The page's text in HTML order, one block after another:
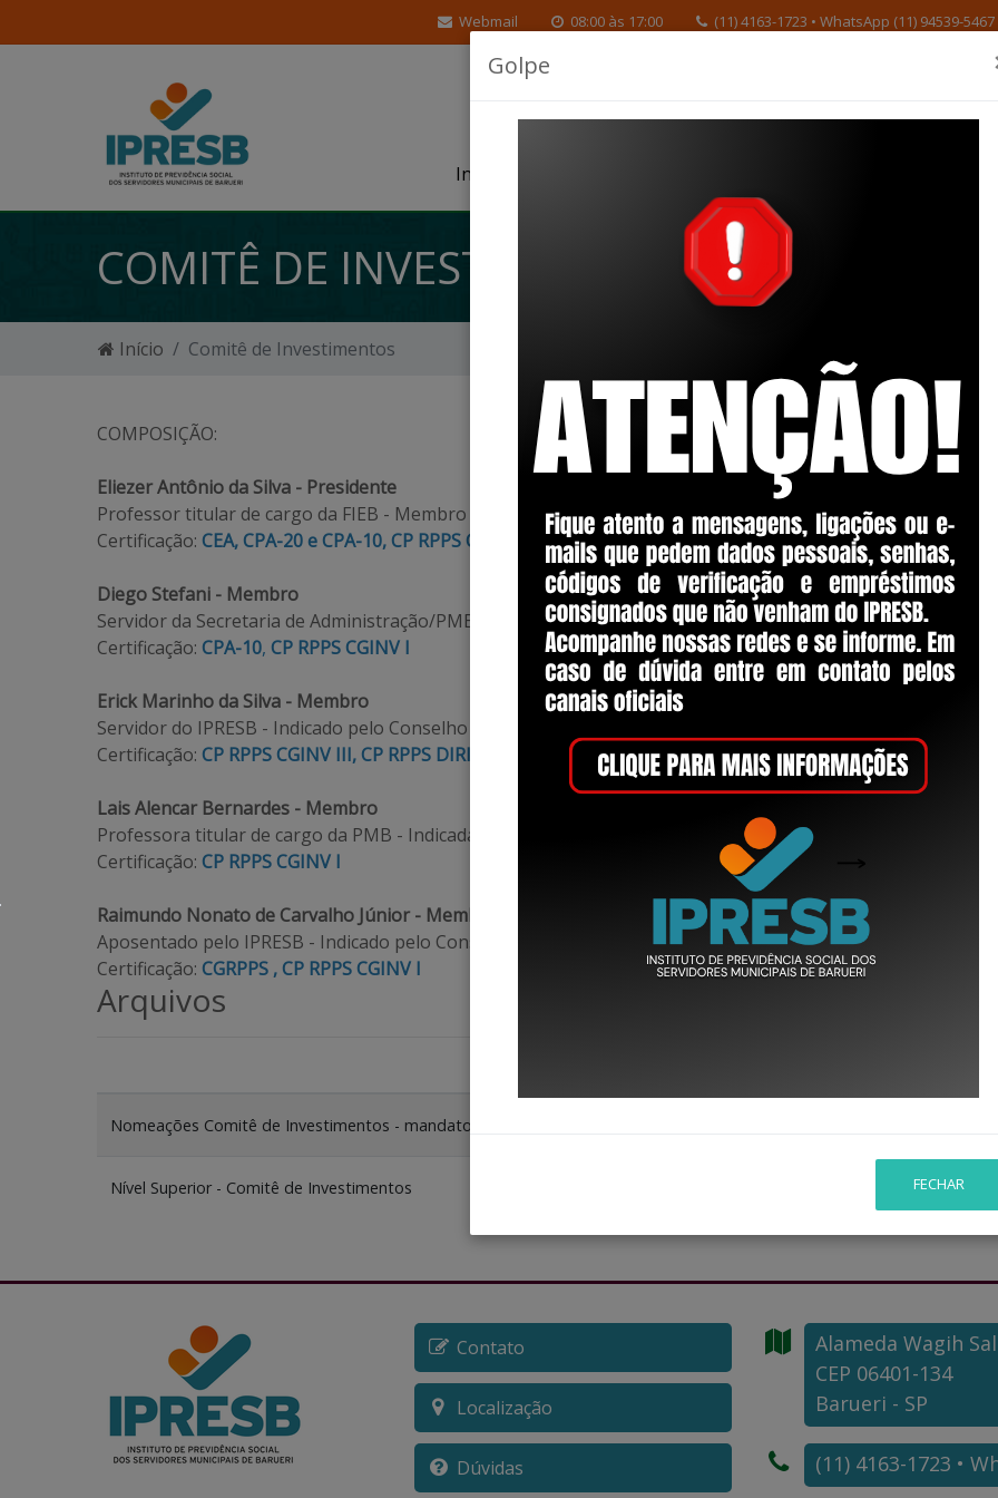
(11) 4163-1723 • WhatsApp (11) 94539-5467
08:00 às 17:00
Webmail
Institucional
COMITÊ DE INVESTIMENTOS
Início Comitê de Investimentos
COMPOSIÇÃO:
Eliezer Antônio da Silva - Presidente
Professor titular de cargo da FIEB - Membro nato do Comitê de Investimentos
Certificação: CEA, CPA-20 e CPA-10,CP RPPS CGINV I - ABIPEM,CP RPPS CGINV II - TOTUM,CP RPPS
Diego Stefani - Membro
Servidor da Secretaria de Administração/PMB - Indicado pelo Conselho Fiscal
Certificação: CPA-10, CP RPPS CGINV I
Erick Marinho da Silva - Membro
Servidor do IPRESB - Indicado pelo Conselho de Administração
Certificação: CP RPPS CGINV III,CP RPPS DIRIG I
Lais Alencar Bernardes - Membro
Professora titular de cargo da PMB - Indicada pela Presidência
Certificação: CP RPPS CGINV I
Raimundo Nonato de Carvalho Júnior - Membro
Aposentado pelo IPRESB - Indicado pelo Conselho de Administração
Certificação: CGRPPS ,CP RPPS CGINV I
Arquivos
Nomeações Comitê de Investimentos - mandato 2024 a 2027
Nível Superior - Comitê de Investimentos
Golpe
FECHAR
Contato
Localização
Dúvidas
Alameda Wagih
CEP 06401-134
Barueri - SP
(11) 4163-1723 •